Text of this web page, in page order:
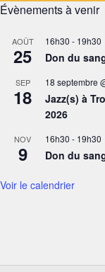
Évènements à venir
AOÛT
25
16h30 - 19h30
Don du
SEP
18
18 septembre
Jazz(s) à
2026
NOV
9
16h30 - 19h30
Don du
Voir le calendrier